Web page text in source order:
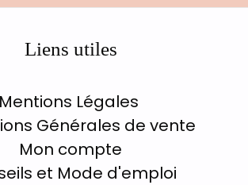
Liens utiles
Mentions Légales
Générales de vente
Mon compte
et Mode d'emploi